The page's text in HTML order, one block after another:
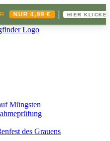
NUR 4,99 € | HIER KLICKEN
Müngsten
des Grauens